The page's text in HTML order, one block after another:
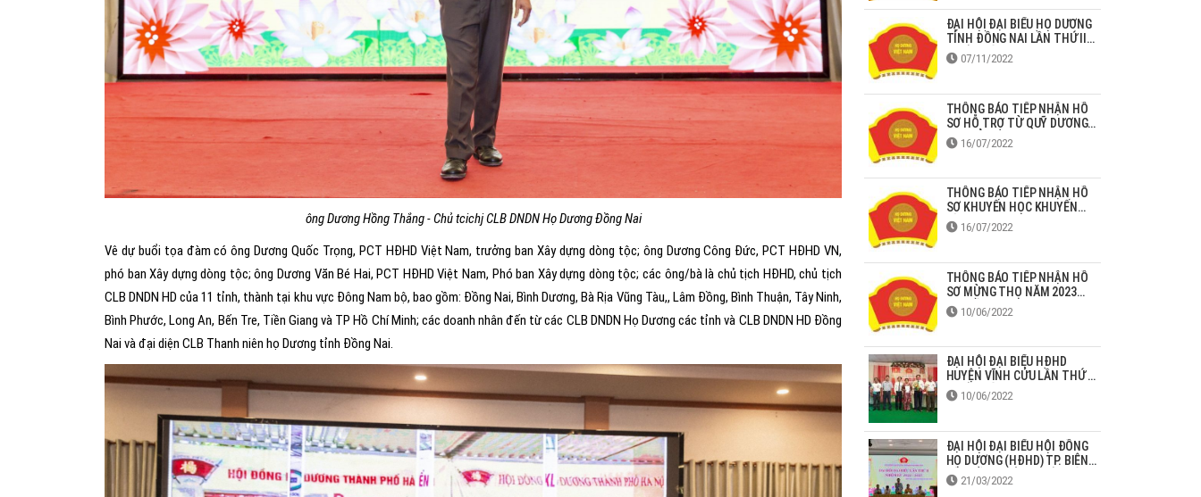
ông Dương Hồng Thắng - Chủ tcichj CLB DNDN Họ Dương Đồng Nai
Vê dự buổi tọa đàm có ông Dương Quốc Trọng, PCT HĐHD Việt Nam, trưởng ban Xây dựng dòng tộc; ông Dương Công Đức, PCT HĐHD VN,
phó ban Xây dựng dòng tộc; ông Dương Văn Bé Hai, PCT HĐHD Việt Nam, Phó ban Xây dựng dòng tộc; các ông/bà là chủ tịch HĐHD, chủ tịch
CLB DNDN HD của 11 tỉnh, thành tại khu vực Đông Nam bộ, bao gồm: Đồng Nai, Bình Dương, Bà Rịa Vũng Tàu,, Lâm Đồng, Bình Thuận, Tây Ninh,
Bình Phước, Long An, Bến Tre, Tiền Giang và TP Hồ Chí Minh; các doanh nhân đến từ các CLB DNDN Họ Dương các tỉnh và CLB DNDN HD Đồng
Nai và đại diện CLB Thanh niên họ Dương tỉnh Đồng Nai.
ĐẠI HỘI ĐẠI BIỂU HỌ DƯƠNG
TỈNH ĐỒNG NAI LẦN THỨ II,
NHIỆM KỲ 2022-2027
07/11/2022
THÔNG BÁO TIẾP NHẬN HỒ
SƠ HỖ TRỢ TỪ QUỸ DƯƠNG
HUY ĐỈNH NĂM 2022
16/07/2022
THÔNG BÁO TIẾP NHẬN HỒ
SƠ KHUYẾN HỌC KHUYẾN
TÀI HỌ DƯƠNG NĂM 2022
16/07/2022
THÔNG BÁO TIẾP NHẬN HỒ
SƠ MỪNG THỌ NĂM 2023
TẠI ĐỒNG NAI
10/06/2022
ĐẠI HỘI ĐẠI BIỂU HĐHD
HUYỆN VĨNH CỬU LẦN THỨ 2
NHIỆM KỲ 2022-2027
10/06/2022
ĐẠI HỘI ĐẠI BIỂU HỘI ĐỒNG
HỌ DƯƠNG (HĐHD) TP. BIÊN
HÒA LẦN THỨ II NHIỆM KỲ
2022-2027
21/03/2022